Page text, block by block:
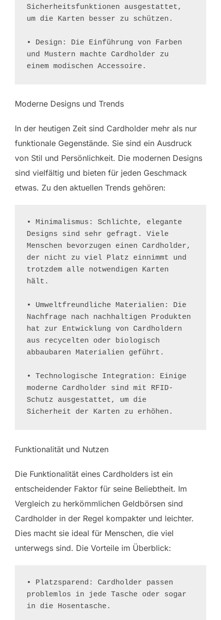
Sicherheitsfunktionen ausgestattet,
um die Karten besser zu schützen.
• Design: Die Einführung von Farben
und Mustern machte Cardholder zu
einem modischen Accessoire.
Moderne Designs und Trends
In der heutigen Zeit sind Cardholder mehr als nur
funktionale Gegenstände. Sie sind ein Ausdruck
von Stil und Persönlichkeit. Die modernen Designs
sind vielfältig und bieten für jeden Geschmack
etwas. Zu den aktuellen Trends gehören:
• Minimalismus: Schlichte, elegante
Designs sind sehr gefragt. Viele
Menschen bevorzugen einen Cardholder,
der nicht zu viel Platz einnimmt und
trotzdem alle notwendigen Karten
hält.
• Umweltfreundliche Materialien: Die
Nachfrage nach nachhaltigen Produkten
hat zur Entwicklung von Cardholdern
aus recycelten oder biologisch
abbaubaren Materialien geführt.
• Technologische Integration: Einige
moderne Cardholder sind mit RFID-
Schutz ausgestattet, um die
Sicherheit der Karten zu erhöhen.
Funktionalität und Nutzen
Die Funktionalität eines Cardholders ist ein
entscheidender Faktor für seine Beliebtheit. Im
Vergleich zu herkömmlichen Geldbörsen sind
Cardholder in der Regel kompakter und leichter.
Dies macht sie ideal für Menschen, die viel
unterwegs sind. Die Vorteile im Überblick:
• Platzsparend: Cardholder passen
problemlos in jede Tasche oder sogar
in die Hosentasche.